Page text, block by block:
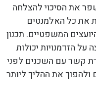
את הסיכוי להצלחה
את כל האלמנטים
המשפטיים. תכנון
הזדמנויות יכולות
קשר עם השכנים לפני
את ההליך ליותר